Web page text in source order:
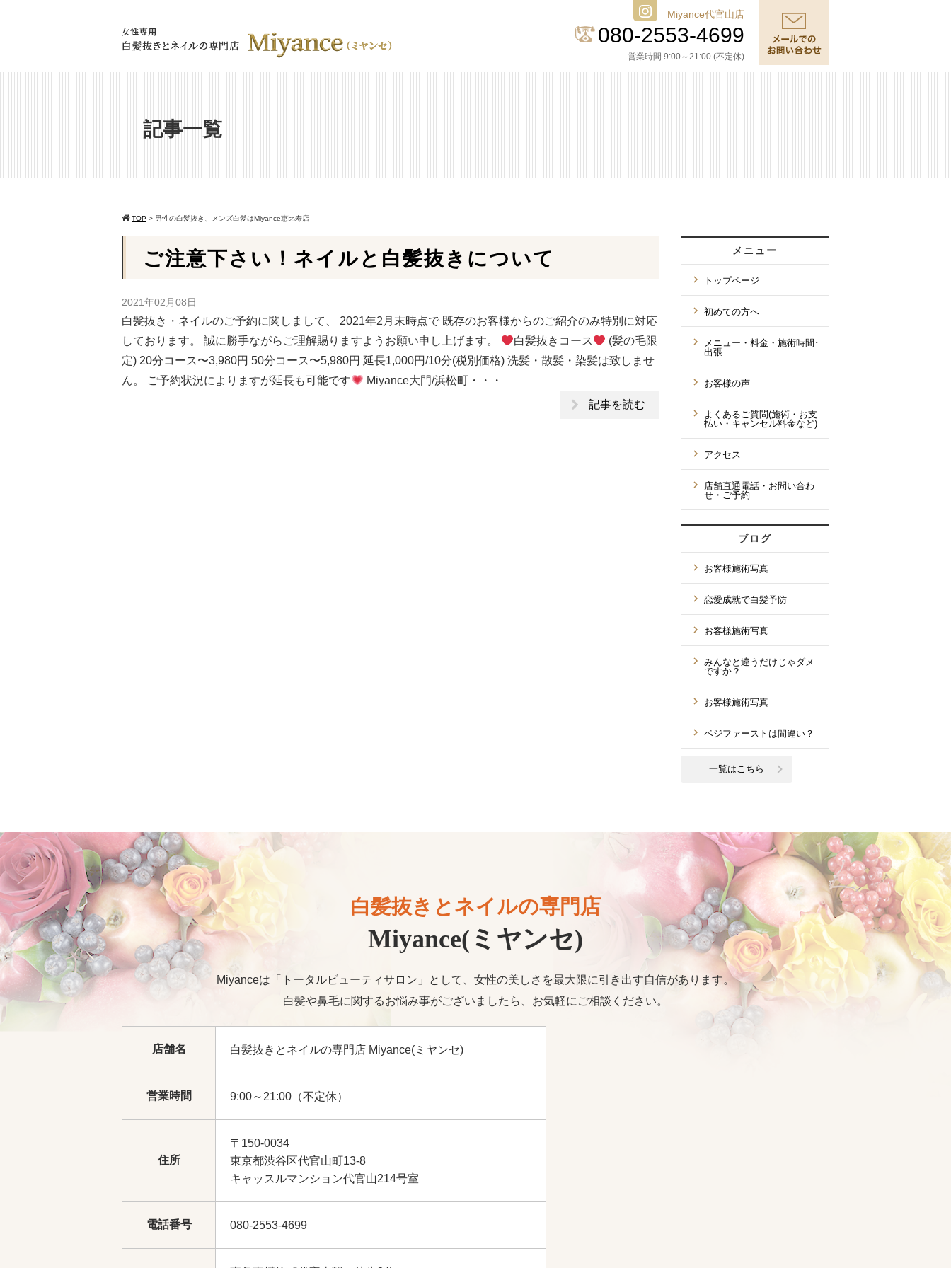
Miyance代官山店
080-2553-4699
営業時間 9:00～21:00 (不定休)
記事一覧
TOP > 男性の白髪抜き、メンズ白髪はMiyance恵比寿店
ご注意下さい！ネイルと白髪抜きについて
2021年02月08日
白髪抜き・ネイルのご予約に関しまして、 2021年2月末時点で 既存のお客様からのご紹介のみ特別に対応
しております。 誠に勝手ながらご理解賜りますようお願い申し上げます。
白髪抜きコース
(髪の毛限
定) 20分コース〜3,980円 50分コース〜5,980円 延長1,000円/10分(税別価格) 洗髪・散髪・染髪は致しませ
ん。 ご予約状況によりますが延長も可能です
Miyance大門/浜松町・・・
記事を読む
メニュー
トップページ
初めての方へ
メニュー・料金・施術時間･
出張
お客様の声
よくあるご質問(施術・お支
払い・キャンセル料金など)
アクセス
店舗直通電話・お問い合わ
せ・ご予約
ブログ
お客様施術写真
恋愛成就で白髪予防
お客様施術写真
みんなと違うだけじゃダメ
ですか？
お客様施術写真
ベジファーストは間違い？
一覧はこちら
白髪抜きとネイルの専門店
Miyance(ミヤンセ)
Miyanceは「トータルビューティサロン」として、女性の美しさを最大限に引き出す自信があります。
白髪や鼻毛に関するお悩み事がございましたら、お気軽にご相談ください。
店舗名 白髪抜きとネイルの専門店 Miyance(ミヤンセ)
営業時間 9:00～21:00（不定休）
住所
〒150-0034
東京都渋谷区代官山町13-8
キャッスルマンション代官山214号室
電話番号 080-2553-4699